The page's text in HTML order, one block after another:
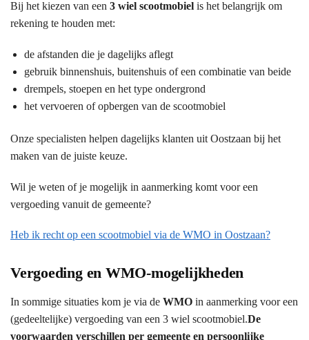
Bij het kiezen van een 3 wiel scootmobiel is het belangrijk om
rekening te houden met:
de afstanden die je dagelijks aflegt
gebruik binnenshuis, buitenshuis of een combinatie van beide
drempels, stoepen en het type ondergrond
het vervoeren of opbergen van de scootmobiel
Onze specialisten helpen dagelijks klanten uit Oostzaan bij het
maken van de juiste keuze.
Wil je weten of je mogelijk in aanmerking komt voor een
vergoeding vanuit de gemeente?
Heb ik recht op een scootmobiel via de WMO in Oostzaan?
Vergoeding en WMO-mogelijkheden
In sommige situaties kom je via de WMO in aanmerking voor een
(gedeeltelijke) vergoeding van een 3 wiel scootmobiel.De
voorwaarden verschillen per gemeente en persoonlijke